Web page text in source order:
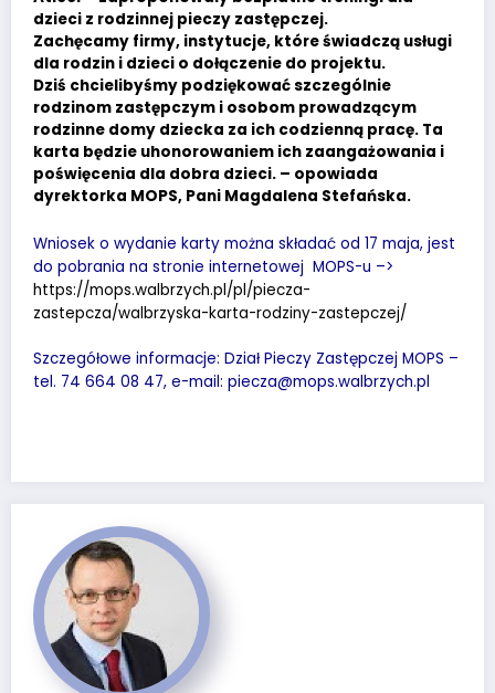
dzieci z rodzinnej pieczy zastępczej.
Zachęcamy firmy, instytucje, które świadczą usługi
dla rodzin i dzieci o dołączenie do projektu.
Dziś chcielibyśmy podziękować szczególnie
rodzinom zastępczym i osobom prowadzącym
rodzinne domy dziecka za ich codzienną pracę. Ta
karta będzie uhonorowaniem ich zaangażowania i
poświęcenia dla dobra dzieci. – opowiada
dyrektorka MOPS, Pani Magdalena Stefańska.
Wniosek o wydanie karty można składać od 17 maja, jest
do pobrania na stronie internetowej MOPS-u –>
https://mops.walbrzych.pl/pl/piecza-
zastepcza/walbrzyska-karta-rodziny-zastepczej/
Szczegółowe informacje: Dział Pieczy Zastępczej MOPS –
tel. 74 664 08 47, e-mail: piecza@mops.walbrzych.pl